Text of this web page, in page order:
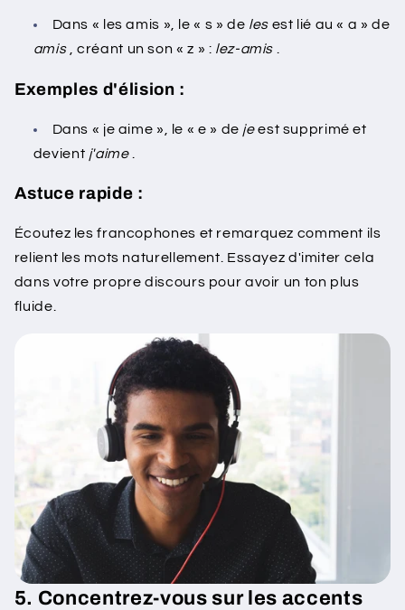
Dans « les amis », le « s » de lesest lié au « a » de
amis, créant un son « z » : lez-amis
Exemples d'élision :
Dans « je aime », le « e » de jeest supprimé et
devient j'aime.
Astuce rapide :
Écoutez les francophones et remarquez comment ils
relient les mots naturellement. Essayez d'imiter cela
dans votre propre discours pour avoir un ton plus
fluide.
5. Concentrez-vous sur les accents